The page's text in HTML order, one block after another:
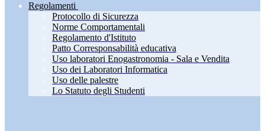
Regolamenti
Protocollo di Sicurezza
Norme Comportamentali
Regolamento d'Istituto
Patto Corresponsabilità educativa
Uso laboratori Enogastronomia - Sala e Vendita
Uso dei Laboratori Informatica
Uso delle palestre
Lo Statuto degli Studenti